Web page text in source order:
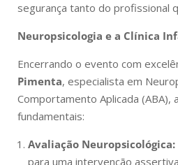
segurança tanto do profissional
Neuropsicologia e a Clínica
Encerrando o evento com
Pimenta, especialista em
Comportamento Aplicada (ABA),
fundamentais:
Avaliação Neuropsicológica:
para uma intervenção